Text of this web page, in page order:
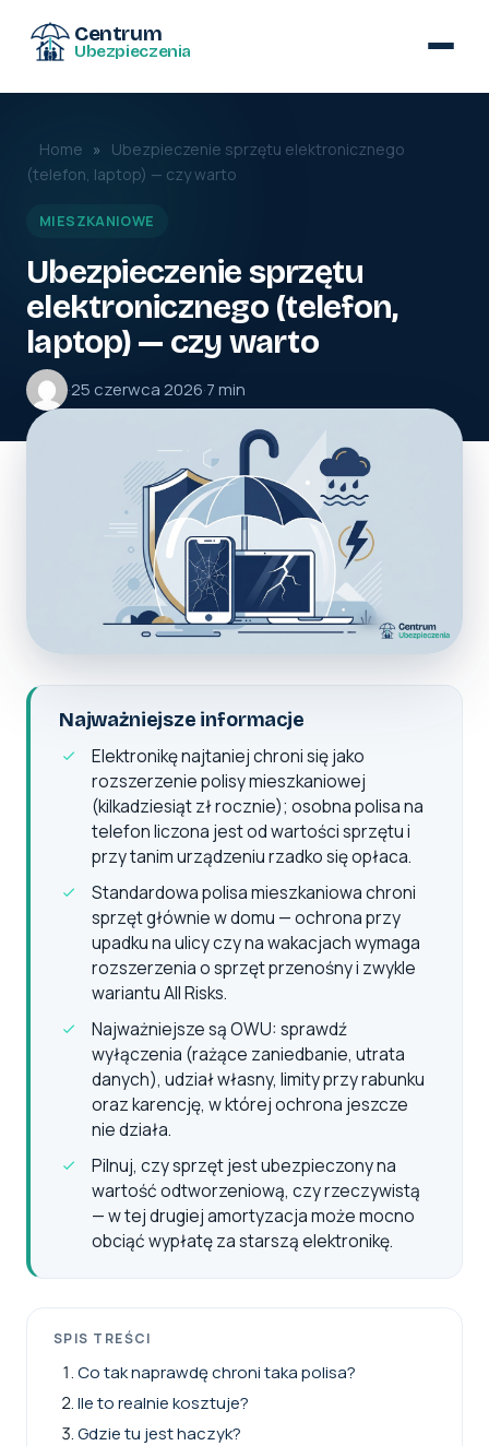
Centrum
Ubezpieczenia
Home »
Ubezpieczenie sprzętu elektronicznego
(telefon, laptop) — czy warto
MIESZKANIOWE
Ubezpieczenie sprzętu
elektronicznego (telefon,
laptop) — czy warto
·25 czerwca 2026·7 min
Najważniejsze informacje
Elektronikę najtaniej chroni się jako
rozszerzenie polisy mieszkaniowej
(kilkadziesiąt zł rocznie); osobna polisa na
telefon liczona jest od wartości sprzętu i
przy tanim urządzeniu rzadko się opłaca.
Standardowa polisa mieszkaniowa chroni
sprzęt głównie w domu — ochrona przy
upadku na ulicy czy na wakacjach wymaga
rozszerzenia o sprzęt przenośny i zwykle
wariantu All Risks.
Najważniejsze są OWU: sprawdź
wyłączenia (rażące zaniedbanie, utrata
danych), udział własny, limity przy rabunku
oraz karencję, w której ochrona jeszcze
nie działa.
Pilnuj, czy sprzęt jest ubezpieczony na
wartość odtworzeniową, czy rzeczywistą
— w tej drugiej amortyzacja może mocno
obciąć wypłatę za starszą elektronikę.
SPIS TREŚCI
Co tak naprawdę chroni taka polisa?
Ile to realnie kosztuje?
Gdzie tu jest haczyk?